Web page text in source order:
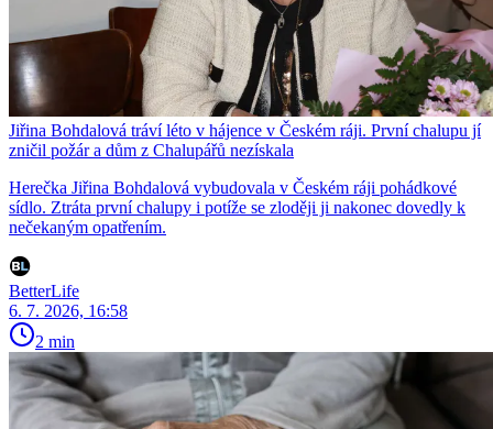
Jiřina Bohdalová tráví léto v hájence v Českém ráji. První chalupu jí
zničil požár a dům z Chalupářů nezískala
Herečka Jiřina Bohdalová vybudovala v Českém ráji pohádkové
sídlo. Ztráta první chalupy i potíže se zloději ji nakonec dovedly k
nečekaným opatřením.
BetterLife
6. 7. 2026, 16:58
2 min